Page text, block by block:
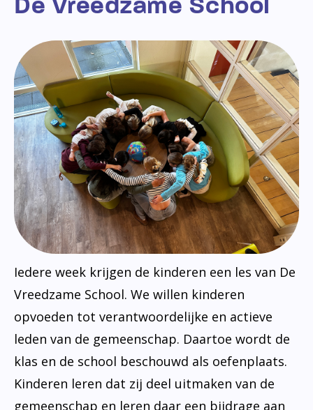
Iedere week krijgen de kinderen een les van De
Vreedzame School. We willen kinderen
opvoeden tot verantwoordelijke en actieve
leden van de gemeenschap. Daartoe wordt de
klas en de school beschouwd als oefenplaats.
Kinderen leren dat zij deel uitmaken van de
gemeenschap en leren daar een bijdrage aan